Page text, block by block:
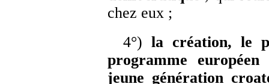
chez eux ;
4°)la création, le
programme
jeune génération